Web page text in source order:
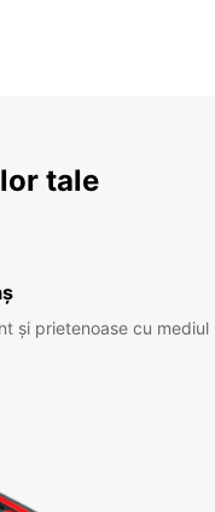
tale
și prietenoase cu mediul